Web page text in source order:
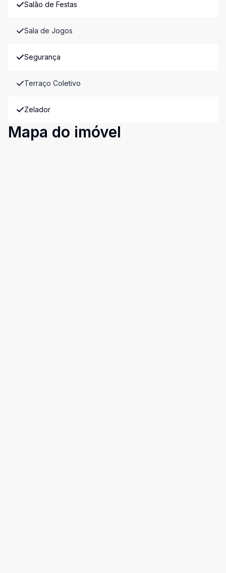
Salão de Festas
Sala de Jogos
Segurança
Terraço Coletivo
Zelador
Mapa do imóvel